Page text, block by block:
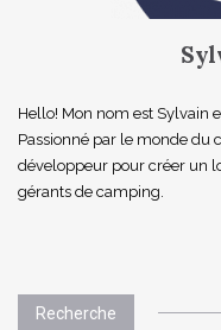
Hello! Mon nom est Sylvain
Passionné par le monde du
développeur pour créer un
gérants de camping.
Recherche